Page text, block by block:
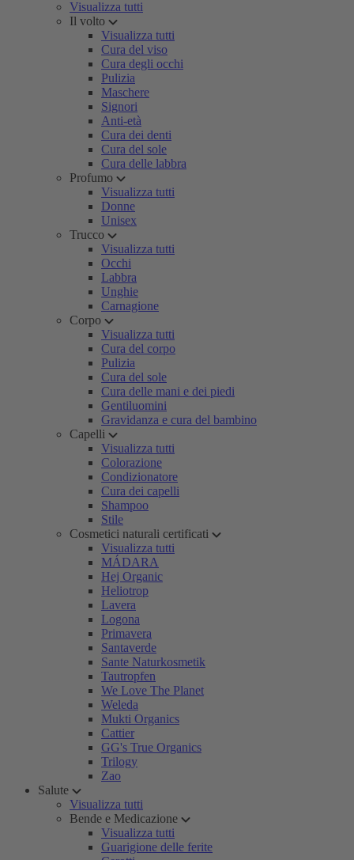
Visualizza tutti
Il volto
Visualizza tutti
Cura del viso
Cura degli occhi
Pulizia
Maschere
Signori
Anti-età
Cura dei denti
Cura del sole
Cura delle labbra
Profumo
Visualizza tutti
Donne
Unisex
Trucco
Visualizza tutti
Occhi
Labbra
Unghie
Carnagione
Corpo
Visualizza tutti
Cura del corpo
Pulizia
Cura del sole
Cura delle mani e dei piedi
Gentiluomini
Gravidanza e cura del bambino
Capelli
Visualizza tutti
Colorazione
Condizionatore
Cura dei capelli
Shampoo
Stile
Cosmetici naturali certificati
Visualizza tutti
MÁDARA
Hej Organic
Heliotrop
Lavera
Logona
Primavera
Santaverde
Sante Naturkosmetik
Tautropfen
We Love The Planet
Weleda
Mukti Organics
Cattier
GG's True Organics
Trilogy
Zao
Salute
Visualizza tutti
Bende e Medicazione
Visualizza tutti
Guarigione delle ferite